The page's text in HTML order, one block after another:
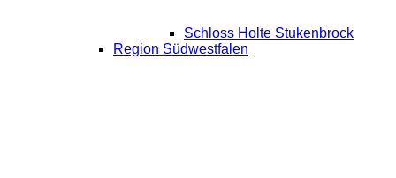
Schloss Holte Stukenbrock
Region Südwestfalen